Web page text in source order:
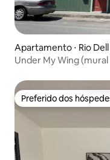
Apartamento ⋅ Rio Dell
Under My Wing
Preferido dos
Preferido dos